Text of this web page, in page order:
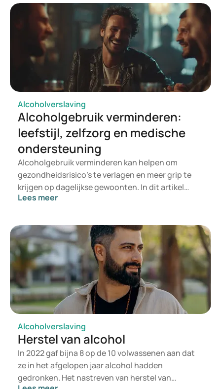
Overview | Alcohol-use disorders: diagnosis, assessment
and management of harmful drinking (high-risk drinking)
and alcohol dependence | Guidance | NICE
Alcoholverslaving
Alcoholgebruik verminderen:
leefstijl, zelfzorg en medische
ondersteuning
Alcoholgebruik verminderen kan helpen om
gezondheidsrisico’s te verlagen en meer grip te
krijgen op dagelijkse gewoonten. In dit artikel
staat wat alcoholafhankelijkheid is, wanneer
leefstijlveranderingen en vormen van
ondersteuning kunnen helpen.
Lees meer
Alcoholverslaving
Herstel van alcohol
In 2022 gaf bijna 8 op de 10 volwassenen aan dat
ze in het afgelopen jaar alcohol hadden
gedronken. Het nastreven van herstel van